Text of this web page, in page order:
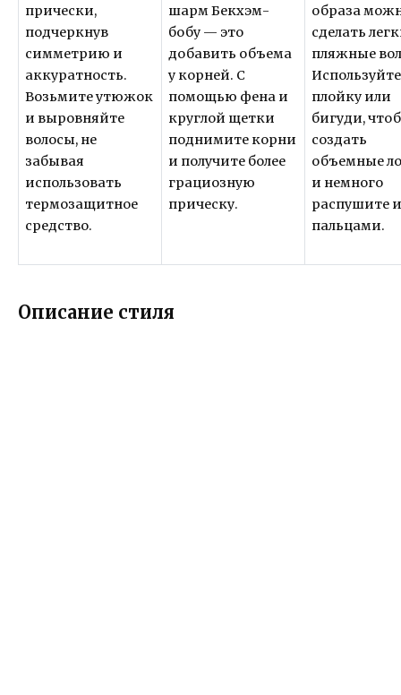
прически,
подчеркнув
симметрию и
аккуратность.
Возьмите утюжок
и выровняйте
волосы, не
забывая
использовать
термозащитное
средство.
шарм Бекхэм-
бобу — это
добавить объема
у корней. С
помощью фена и
круглой щетки
поднимите корни
и получите более
грациозную
прическу.
образа
сделать
пляжные
Используйте
плойку или
бигуди,
создать
объемные
и немного
распушите
пальцами.
Описание стиля